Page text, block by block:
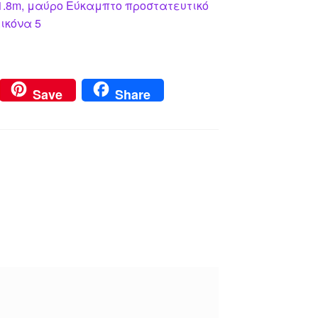
μαύρο Εύκαμπτο προστατευτικό
5
Save Share